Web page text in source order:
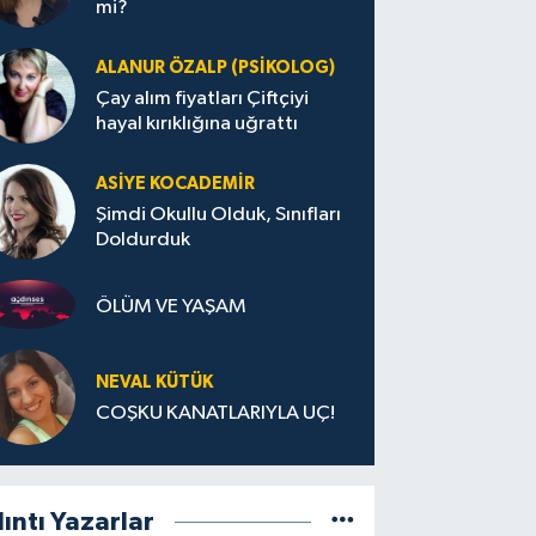
mi?
ALANUR ÖZALP (PSIKOLOG)
Çay alım fiyatları Çiftçiyi
hayal kırıklığına uğrattı
ASIYE KOCADEMİR
Şimdi Okullu Olduk, Sınıfları
Doldurduk
ÖLÜM VE YAŞAM
NEVAL KÜTÜK
COŞKU KANATLARIYLA UÇ!
Yazarlar